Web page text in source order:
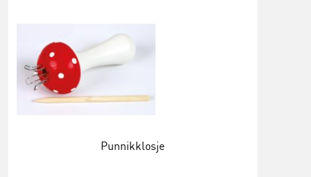
Punnikklosje